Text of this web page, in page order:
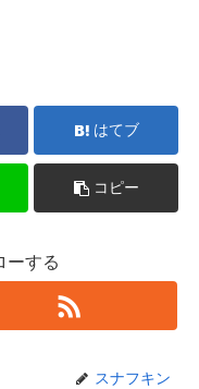
はてブ
コピー
ーする
スナフキン